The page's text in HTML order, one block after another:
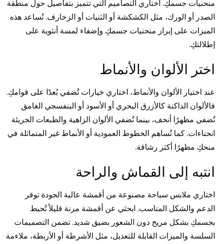
منحنيات جسمكِ. اختاري التصاميم التي تتميز بتفاصيل حول منطقة
الصدر أو الورك، مثل الكشكشة أو الثنيات أو الزخارف. تُساعد هذه
الميزات على إبراز منحنيات جسمكِ وإضفاء لمسة أنثوية على
إطلالتكِ.
اختر الألوان والأنماط
عند اختيار الألوان والأنماط، اختاري خيارات تُضفي بُعدًا على قوامكِ.
فالألوان الداكنة كالأزرق البحري أو الأسود أو البنفسجي الغامق
تُضفي مظهرًا أنحف، بينما تُضفي الألوان الزاهية والطبعات الجريئة
انحناءات. كما تُساهم الخطوط العمودية أو الأنماط غير المتماثلة في
منحكِ مظهرًا أكثر رشاقة.
انتبه إلى القماش والراحة
اختاري ملابس سباحة مصنوعة من أقمشة عالية الجودة توفر
الدعم والشكل المناسب. ابحثي عن أقمشة مرنة قليلاً تُحيط
بجسمكِ بشكل مريح دون الشعور بضيق شديد. تضمن التصميمات
السلسة والميزات القابلة للتعديل، مثل الأشرطة أو الأربطة، ملاءمة